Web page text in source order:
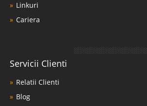
Linkuri
Cariera
Servicii Clienti
Relatii Clienti
Blog